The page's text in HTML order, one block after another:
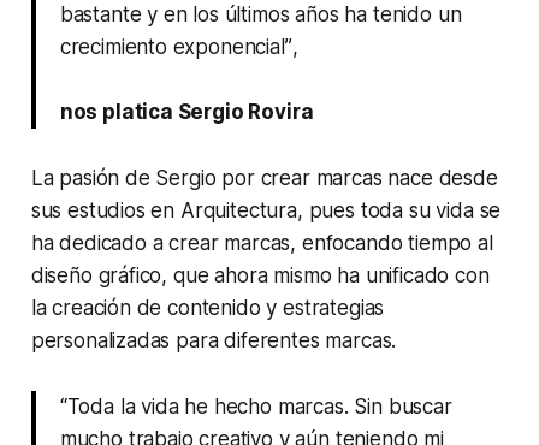
bastante y en los últimos años ha tenido un
crecimiento exponencial”,
nos platica Sergio Rovira
La pasión de Sergio por crear marcas nace desde
sus estudios en Arquitectura, pues toda su vida se
ha dedicado a crear marcas, enfocando tiempo al
diseño gráfico, que ahora mismo ha unificado con
la creación de contenido y estrategias
personalizadas para diferentes marcas.
“Toda la vida he hecho marcas. Sin buscar
mucho trabajo creativo y aún teniendo mi